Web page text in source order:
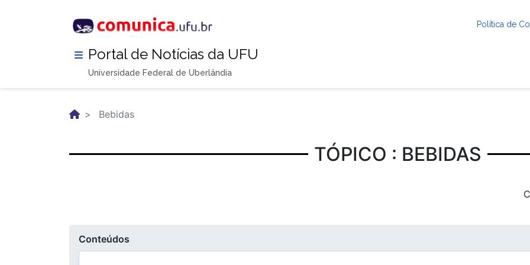
Política de
Portal de Notícias da UFU
Universidade Federal de Uberlândia
Bebidas
TÓPICO : BEBIDAS
Conteúdos